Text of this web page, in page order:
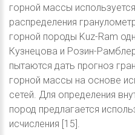
горной массы
распределения
горной породы Kuz-Ram
Кузнецова и Розин-
пытаются дать прогноз
горной массы на основе
сетей. Для определения
пород предлагается
исчисления [15].